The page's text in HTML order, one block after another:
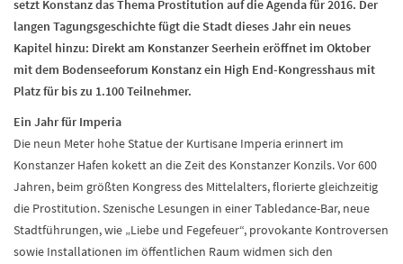
setzt Konstanz das Thema Prostitution auf die Agenda für 2016. Der
langen Tagungsgeschichte fügt die Stadt dieses Jahr ein neues
Kapitel hinzu: Direkt am Konstanzer Seerhein eröffnet im Oktober
mit dem Bodenseeforum Konstanz ein High End-Kongresshaus mit
Platz für bis zu 1.100 Teilnehmer.
Ein Jahr für Imperia
Die neun Meter hohe Statue der Kurtisane Imperia erinnert im
Konstanzer Hafen kokett an die Zeit des Konstanzer Konzils. Vor 600
Jahren, beim größten Kongress des Mittelalters, florierte gleichzeitig
die Prostitution. Szenische Lesungen in einer Tabledance-Bar, neue
Stadtführungen, wie „Liebe und Fegefeuer“, provokante Kontroversen
sowie Installationen im öffentlichen Raum widmen sich den